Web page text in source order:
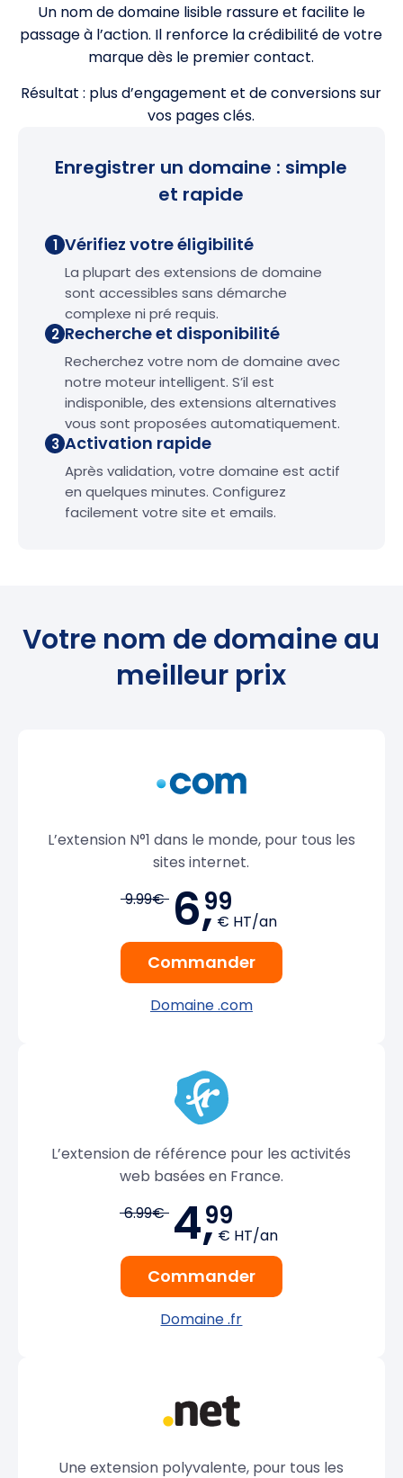
Un nom de domaine lisible rassure et facilite le
passage à l’action. Il renforce la crédibilité de votre
marque dès le premier contact.
Résultat : plus d’engagement et de conversions sur
vos pages clés.
Enregistrer un domaine : simple
et rapide
1 Vérifiez votre éligibilité
La plupart des extensions de domaine
sont accessibles sans démarche
complexe ni pré requis.
2 Recherche et disponibilité
Recherchez votre nom de domaine avec
notre moteur intelligent. S’il est
indisponible, des extensions alternatives
vous sont proposées automatiquement.
3 Activation rapide
Après validation, votre domaine est actif
en quelques minutes. Configurez
facilement votre site et emails.
Votre nom de domaine au
meilleur prix
L’extension N°1 dans le monde, pour tous les
sites internet.
9.99€ 6,99
€ HT/an
Commander
Domaine .com
L’extension de référence pour les activités
web basées en France.
6.99€ 4,99
€ HT/an
Commander
Domaine .fr
Une extension polyvalente, pour tous les